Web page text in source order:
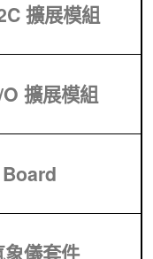
擴展模組
擴展模組
儀套件